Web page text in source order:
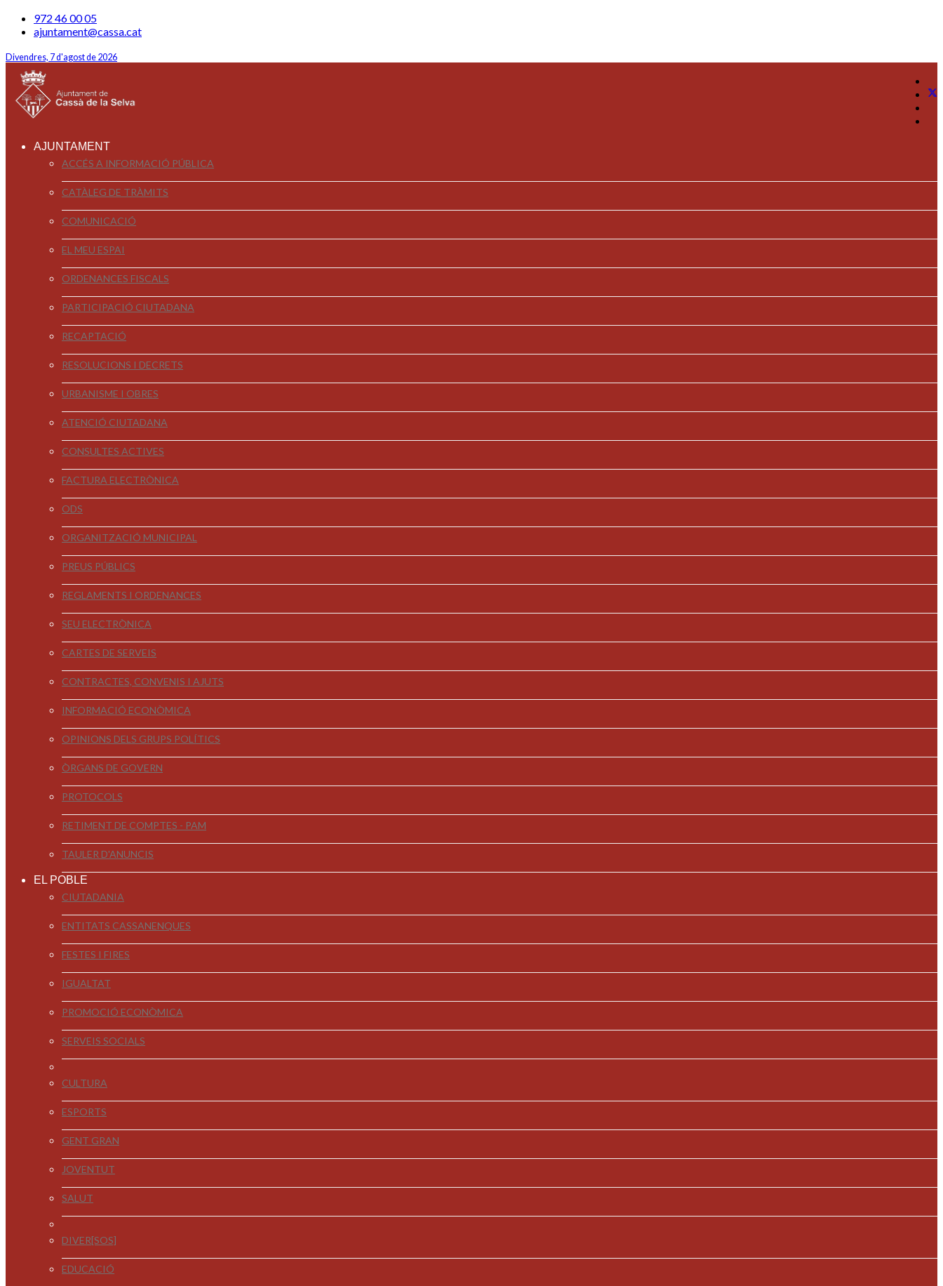
972 46 00 05
ajuntament@cassa.cat
Divendres, 7 d'agost de 2026
AJUNTAMENT
ACCÉS A INFORMACIÓ PÚBLICA
CATÀLEG DE TRÀMITS
COMUNICACIÓ
EL MEU ESPAI
ORDENANCES FISCALS
PARTICIPACIÓ CIUTADANA
RECAPTACIÓ
RESOLUCIONS I DECRETS
URBANISME I OBRES
ATENCIÓ CIUTADANA
CONSULTES ACTIVES
FACTURA ELECTRÒNICA
ODS
ORGANITZACIÓ MUNICIPAL
PREUS PÚBLICS
REGLAMENTS I ORDENANCES
SEU ELECTRÒNICA
CARTES DE SERVEIS
CONTRACTES, CONVENIS I AJUTS
INFORMACIÓ ECONÒMICA
OPINIONS DELS GRUPS POLÍTICS
ÒRGANS DE GOVERN
PROTOCOLS
RETIMENT DE COMPTES - PAM
TAULER D'ANUNCIS
EL POBLE
CIUTADANIA
ENTITATS CASSANENQUES
FESTES I FIRES
IGUALTAT
PROMOCIÓ ECONÒMICA
SERVEIS SOCIALS
CULTURA
ESPORTS
GENT GRAN
JOVENTUT
SALUT
DIVER[SOS]
EDUCACIÓ